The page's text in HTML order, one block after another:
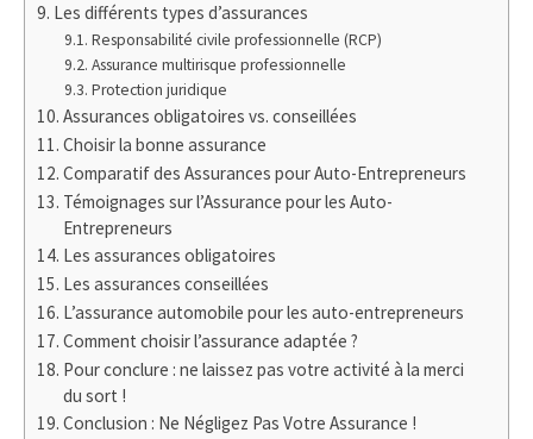
Les différents types d’assurances
Responsabilité civile professionnelle (RCP)
Assurance multirisque professionnelle
Protection juridique
Assurances obligatoires vs. conseillées
Choisir la bonne assurance
Comparatif des Assurances pour Auto-Entrepreneurs
Témoignages sur l’Assurance pour les Auto-
Entrepreneurs
Les assurances obligatoires
Les assurances conseillées
L’assurance automobile pour les auto-entrepreneurs
Comment choisir l’assurance adaptée ?
Pour conclure : ne laissez pas votre activité à la merci
du sort !
Conclusion : Ne Négligez Pas Votre Assurance !